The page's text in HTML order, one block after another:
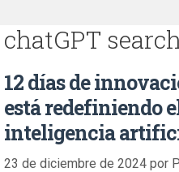
chatGPT
12 días de
está redefiniendo
inteligencia
23 de diciembre de 2024 por